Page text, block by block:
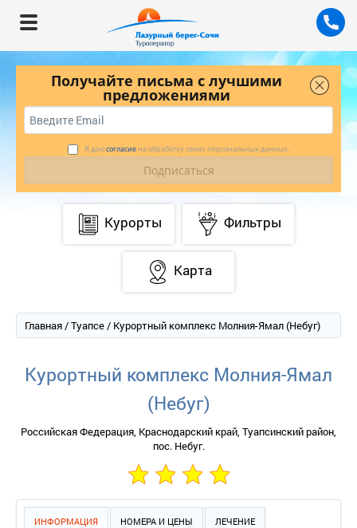
Получайте письма с лучшими
предложениями
Я даюсогласие на обработку своих персональных данных.
Курорты Фильтры
Карта
Главная/Туапсе/ Курортный комплекс Молния-Ямал (Небуг)
Курортный комплекс Молния-Ямал
(Небуг)
Российская Федерация, Краснодарский край, Туапсинский район,
пос. Небуг.
ИНФОРМАЦИЯ НОМЕРА И ЦЕНЫ ЛЕЧЕНИЕ